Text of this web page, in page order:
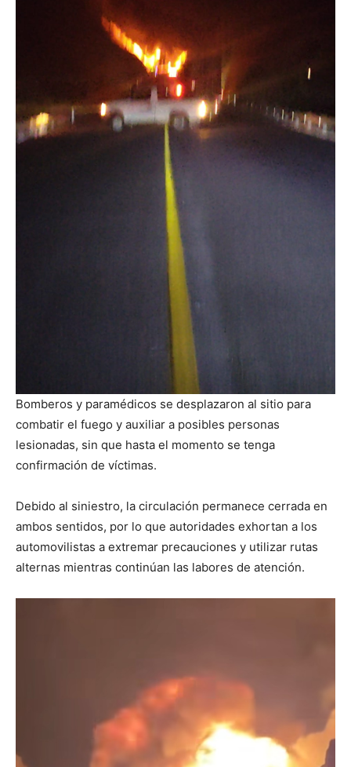
Bomberos y paramédicos se desplazaron al sitio para
combatir el fuego y auxiliar a posibles personas
lesionadas, sin que hasta el momento se tenga
confirmación de víctimas.
Debido al siniestro, la circulación permanece cerrada en
ambos sentidos, por lo que autoridades exhortan a los
automovilistas a extremar precauciones y utilizar rutas
alternas mientras continúan las labores de atención.